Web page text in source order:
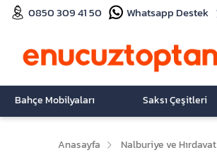
0850 309 41 50 Whatsapp Destek
Bahçe Mobilyaları Saksı Çeşitleri
Anasayfa Nalburiye ve Hırdavat